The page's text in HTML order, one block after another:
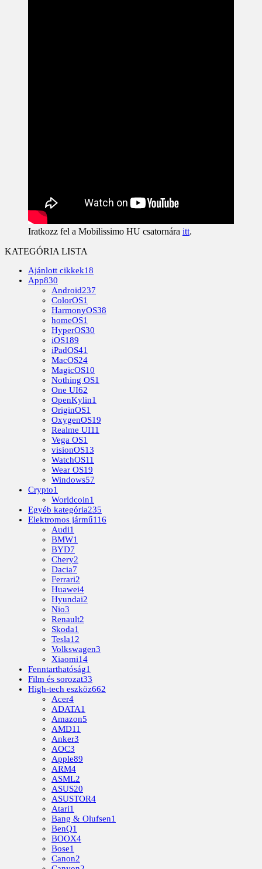
Iratkozz fel a Mobilissimo HU csatornára itt.
KATEGÓRIA LISTA
Ajánlott cikkek18
App830
Android237
ColorOS1
HarmonyOS38
homeOS1
HyperOS30
iOS189
iPadOS41
MacOS24
MagicOS10
Nothing OS1
One UI62
OpenKylin1
OriginOS1
OxygenOS19
Realme UI11
Vega OS1
visionOS13
WatchOS11
Wear OS19
Windows57
Crypto1
Worldcoin1
Egyéb kategória235
Elektromos jármű116
Audi1
BMW1
BYD7
Chery2
Dacia7
Ferrari2
Huawei4
Hyundai2
Nio3
Renault2
Skoda1
Tesla12
Volkswagen3
Xiaomi14
Fenntarthatóság1
Film és sorozat33
High-tech eszköz662
Acer4
ADATA1
Amazon5
AMD11
Anker3
AOC3
Apple89
ARM4
ASML2
ASUS20
ASUSTOR4
Atari1
Bang & Olufsen1
BenQ1
BOOX4
Bose1
Canon2